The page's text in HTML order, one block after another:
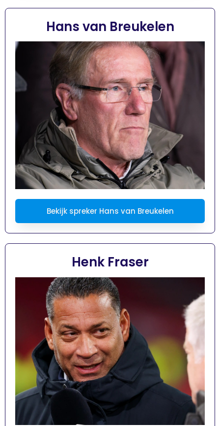
Hans van Breukelen
Bekijk spreker Hans van Breukelen
Henk Fraser